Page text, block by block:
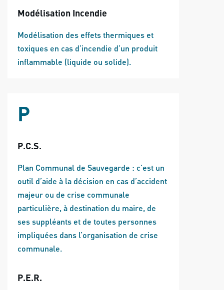
Modélisation Incendie
Modélisation des effets thermiques et
toxiques en cas d’incendie d’un produit
inflammable (liquide ou solide).
P
P.C.S.
Plan Communal de Sauvegarde : c’est un
outil d’aide à la décision en cas d’accident
majeur ou de crise communale
particulière, à destination du maire, de
ses suppléants et de toutes personnes
impliquées dans l’organisation de crise
communale.
P.E.R.